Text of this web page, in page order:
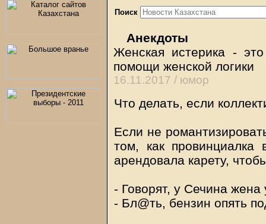
Поиск
Анекдоты
Женская истерика -
помощи женской логики
16.11.2017 / юмор
Что делать, если
Если не
том, как провинциалка
арендовала карету,
- Говорят, у Сечина
- Бл@ть, бензин опять